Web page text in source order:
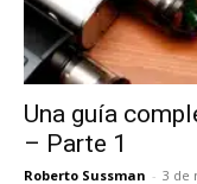
Una guía
– Parte 1
Roberto Sussman - 3 de